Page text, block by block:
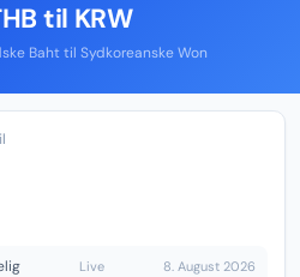
til KRW
Baht til Sydkoreanske Won
Live 8. August 2026